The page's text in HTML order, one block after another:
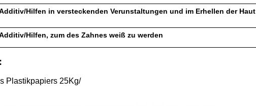
Hilfen in versteckenden Verunstaltungen und im Erhellen der Haut
Hilfen, zum des Zahnes weiß zu werden
Plastikpapiers 25Kg/